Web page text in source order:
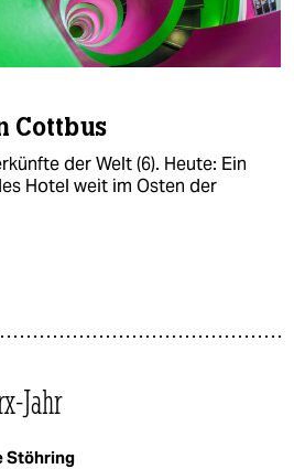
Cottbus
der Welt (6). Heute: Ein
Hotel weit im Osten der
Jahr
Stöhring